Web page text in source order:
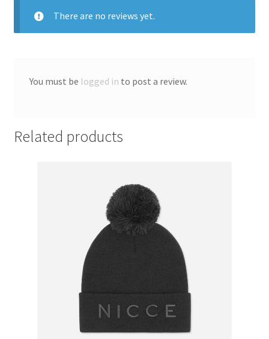
There are no reviews yet.
You must be logged in to post a review.
Related products